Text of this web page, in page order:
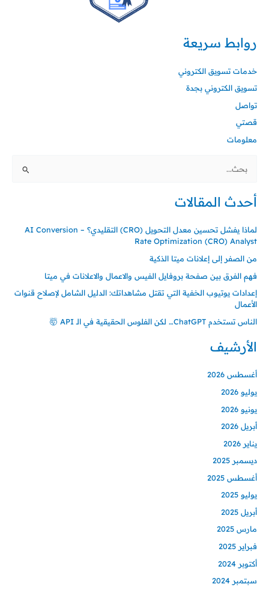
روابط سريعة
خدمات تسويق الكتروني
تسويق الكتروني بجدة
تواصل
قصتي
معلومات
البحث
أحدث المقالات
لماذا يفشل تحسين معدل التحويل (CRO) التقليدي؟ – AI Conversion
Rate Optimization (CRO) Analyst
من الصفر إلى إعلانات ميتا الذكية
فهم الفرق بين صفحة بروفايل الفيس والاعمال والاعلانات في ميتا
إعدادات يوتيوب الخفية التي تقتل مشاهداتك: الدليل الشامل لإصلاح قنوات
الأعمال
الناس تستخدم ChatGPT… لكن الفلوس الحقيقية في الـ API 🤯
الأرشيف
أغسطس 2026
يوليو 2026
يونيو 2026
أبريل 2026
يناير 2026
ديسمبر 2025
أغسطس 2025
يوليو 2025
أبريل 2025
مارس 2025
فبراير 2025
أكتوبر 2024
سبتمبر 2024